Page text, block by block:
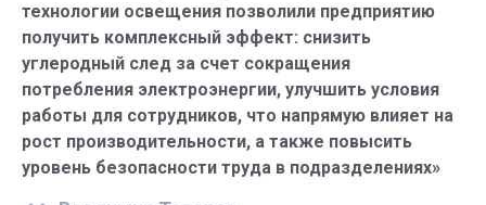
технологии освещения позволили предприятию
получить комплексный эффект: снизить
углеродный след за счет сокращения
потребления электроэнергии, улучшить условия
работы для сотрудников, что напрямую влияет на
рост производительности, а также повысить
уровень безопасности труда в подразделениях»